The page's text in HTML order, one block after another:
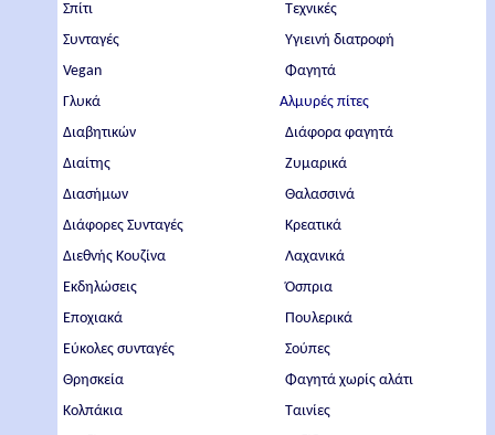
Σπίτι
Συνταγές
Vegan
Γλυκά
Διαβητικών
Διαίτης
Διασήμων
Διάφορες Συνταγές
Διεθνής Κουζίνα
Εκδηλώσεις
Εποχιακά
Εύκολες συνταγές
Θρησκεία
Κολπάκια
Τεχνικές
Υγιεινή διατροφή
Φαγητά
Αλμυρές πίτες
Διάφορα φαγητά
Ζυμαρικά
Θαλασσινά
Κρεατικά
Λαχανικά
Όσπρια
Πουλερικά
Σούπες
Φαγητά χωρίς αλάτι
Ταινίες